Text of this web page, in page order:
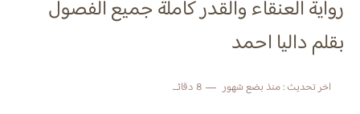
رواية العنقاء والقدر كاملة جميع الفصول
بقلم داليا احمد
اخر تحديث :منذ بضع شهور 8 دقائق للقراءة